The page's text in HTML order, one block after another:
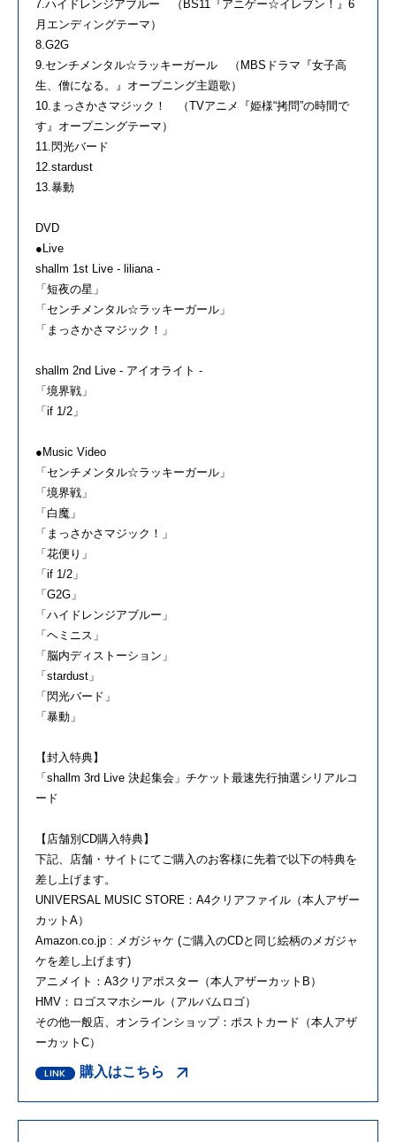
7.ハイドレンジアブルー （BS11『アニゲー☆イレブン！』6
月エンディングテーマ）
8.G2G
9.センチメンタル☆ラッキーガール （MBSドラマ『女子高
生、僧になる。』オープニング主題歌）
10.まっさかさマジック！ （TVアニメ『姫様“拷問”の時間で
す』オープニングテーマ）
11.閃光バード
12.stardust
13.暴動
DVD
●Live
shallm 1st Live - liliana -
「短夜の星」
「センチメンタル☆ラッキーガール」
「まっさかさマジック！」
shallm 2nd Live - アイオライト -
「境界戦」
「if 1/2」
●Music Video
「センチメンタル☆ラッキーガール」
「境界戦」
「白魔」
「まっさかさマジック！」
「花便り」
「if 1/2」
「G2G」
「ハイドレンジアブルー」
「ヘミニス」
「脳内ディストーション」
「stardust」
「閃光バード」
「暴動」
【封入特典】
「shallm 3rd Live 決起集会」チケット最速先行抽選シリアルコ
ード
【店舗別CD購入特典】
下記、店舗・サイトにてご購入のお客様に先着で以下の特典を
差し上げます。
UNIVERSAL MUSIC STORE：A4クリアファイル（本人アザー
カットA）
Amazon.co.jp : メガジャケ (ご購入のCDと同じ絵柄のメガジャ
ケを差し上げます)
アニメイト：A3クリアポスター（本人アザーカットB）
HMV：ロゴスマホシール（アルバムロゴ）
その他一般店、オンラインショップ：ポストカード（本人アザ
ーカットC）
購入はこちら